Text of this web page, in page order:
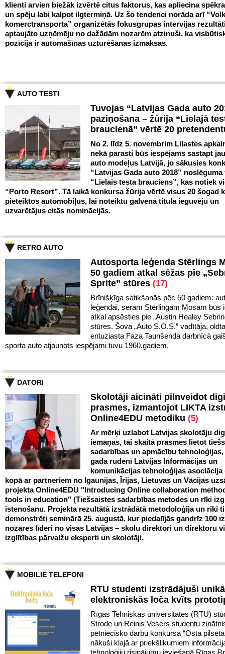
klienti arvien biežāk izvērtē citus faktorus, kas apliecina
un spēju labi kalpot ilgtermiņā. Uz šo tendenci norāda arī
komerctransporta” organizētās fokusgrupas intervijas
aptaujāto uzņēmēju no dažādām nozarēm atzinuši, ka
pozīcija ir automašīnas uzturēšanas izmaksas.
AUTO TESTI
Tuvojas “Latvijas Gada auto
paziņošana – žūrija “Lielajā
braucienā” vērtē 20
No 2. līdz 5. novembrim Lilastes
nekā parasti būs iespējams sastapt
auto modeļus Latvijā, jo sākusies
“Latvijas Gada auto 2018” noslēguma
“Lielais testa brauciens”, kas notiek
“Porto Resort”. Tā laikā konkursa žūrija vērtē visus 20 šogad
pieteiktos automobiļus, lai noteiktu galvenā titula ieguvēju un
uzvarētājus citās nominācijās.
RETRO AUTO
Autosporta leģenda Stērlings
50 gadiem atkal sēžas pie
Sprite” stūres (17)
Brīnišķīga satikšanās pēc 50 gadiem:
leģendai, seram Stērlingam Mosam būs
atkal apsēsties pie „Austin Healey
stūres. Šova „Auto S.O.S.” vadītāja,
entuziasta Faza Taunšenda darbnīcā
sporta auto atjaunots iespējami tuvu 1960.gadiem.
DATORI
Skolotāji aicināti pilnveidot
prasmes, izmantojot LIKTA
Online4EDU metodiku (5)
Ar mērķi uzlabot Latvijas skolotāju
iemaņas, tai skaitā prasmes lietot
sadarbības un apmācību tehnoloģijas,
gada rudenī Latvijas Informācijas un
komunikācijas tehnoloģijas asociācija
kopā ar partneriem no Igaunijas, Īrijas, Lietuvas un Vācijas
projekta Online4EDU "Introducing Online collaboration
tools in education" (Tiešsaistes sadarbības metodes un rīki
īstenošanu. Projekta rezultātā izstrādātā metodoloģija un rīki
demonstrēti seminārā 25. augustā, kur piedalījās gandrīz 100
nozares līderi no visas Latvijas – skolu direktori un direktoru
izglītības pārvalžu eksperti un skolotāji.
MOBILIE TELEFONI
RTU studenti izstrādājuši
elektroniskās loča kvīts
Rīgas Tehniskās universitātes (RTU)
Strode un Reinis Vesers studentu
pētniecisko darbu konkursa “Osta
nākuši klajā ar priekšlikumiem
tehnoloģiju risinājumu ieviešanā Rīgas